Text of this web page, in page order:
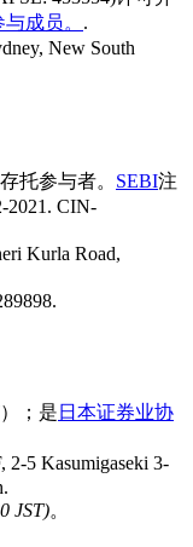
成员。 .
New South
托参与者。 SEBI注
2021. CIN-
Kurla Road,
；是 日本证券业协
2-5 Kasumigaseki 3-
JST)。